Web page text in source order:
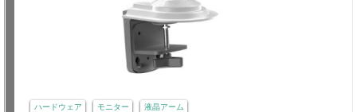
ハードウェア モニター 液晶アーム